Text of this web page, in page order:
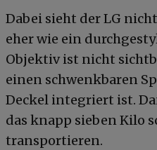
Dabei sieht der LG
eher wie ein
Objektiv ist nicht
einen schwenkbaren
Deckel integriert ist.
das knapp sieben Kilo
transportieren.